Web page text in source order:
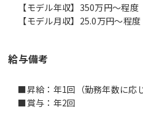
【モデル年収】350万円〜程度
【モデル月収】25.0万円〜程
給与備考
■昇給：年1回（勤務年数に応
■賞与：年2回